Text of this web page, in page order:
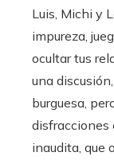
Luis, Michi y
impureza,
ocultar tus
una
burguesa,
disfracciones
inaudita, que